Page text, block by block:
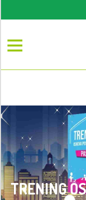
TRENING